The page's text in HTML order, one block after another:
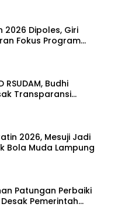
2026 Dipoles, Giri
Fokus Program
RSUDAM, Budhi
Transparansi
2026, Mesuji Jadi
Bola Muda Lampung
Patungan Perbaiki
Pemerintah